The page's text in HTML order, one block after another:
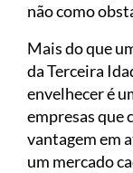
não como
Mais do que
da Terceira
envelhecer é
empresas que
vantagem em
um mercado